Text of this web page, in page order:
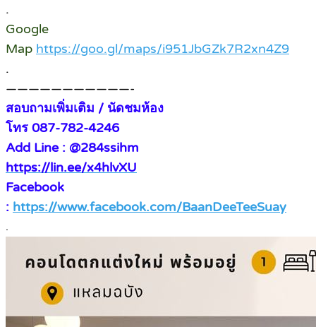
.
Google
Map https://goo.gl/maps/i951JbGZk7R2xn4Z9
.
———————————-
สอบถามเพิ่มเติม / นัดชมห้อง
โทร 087-782-4246
Add Line : @284ssihm
https://lin.ee/x4hlvXU
Facebook
: https://www.facebook.com/BaanDeeTeeSuay
.